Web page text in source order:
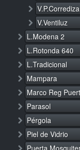
V.P.Corrediza
V.Ventiluz
L.Modena 2
L.Rotonda 640
L.Tradicional
Mampara
Marco Reg
Parasol
Pérgola
Piel de Vidrio
Puerta